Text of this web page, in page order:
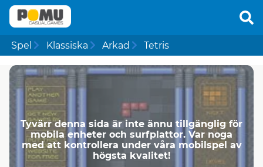
Spel Klassiska Arkad Tetris
Tyvärr denna sida är inte ännu tillgänglig för
mobila enheter och surfplattor. Var noga
med att kontrollera under våra mobilspel av
högsta kvalitet!